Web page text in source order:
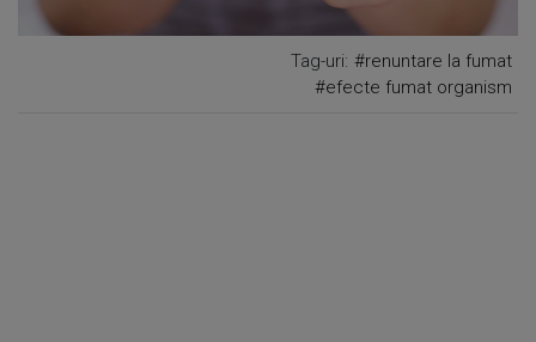
Tag-uri: #renuntare la fumat
#efecte fumat organism